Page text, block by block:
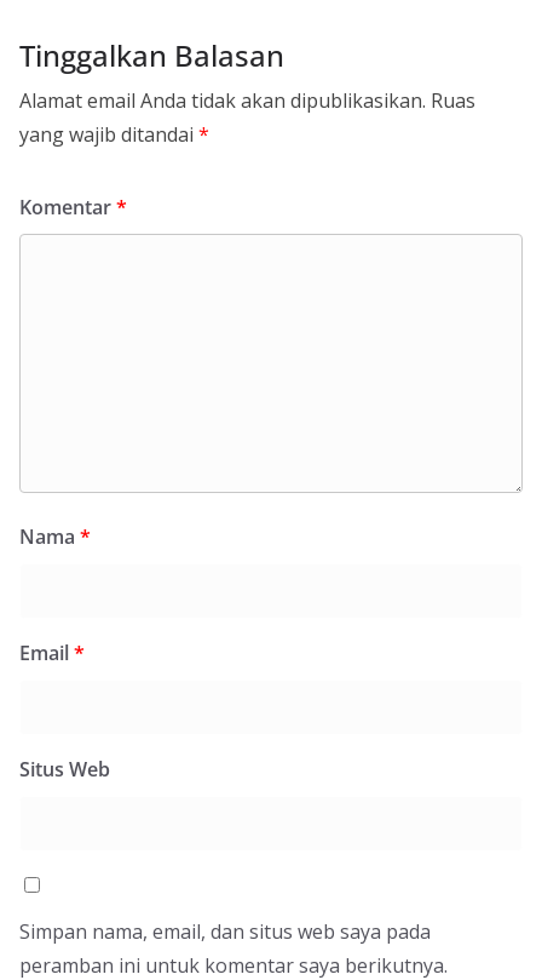
Tinggalkan Balasan
Alamat email Anda tidak akan dipublikasikan. Ruas
yang wajib ditandai *
Komentar*
Nama *
Email*
Situs Web
Simpan nama, email, dan situs web saya pada
peramban ini untuk komentar saya berikutnya.